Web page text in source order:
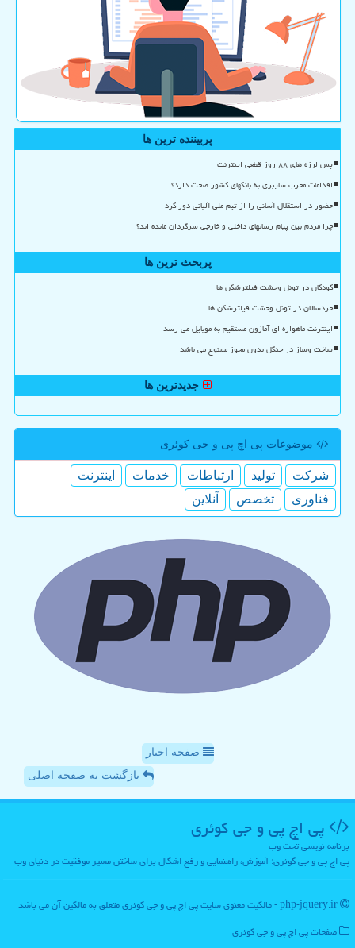
پربیننده ترین ها
پس لرزه های ۸۸ روز قطعی اینترنت
اقدامات مخرب سایبری به بانکهای کشور صحت دارد؟
حضور در استقلال آسانی را از تیم ملی آلبانی دور کرد
چرا مردم بین پیام رسانهای داخلی و خارجی سرگردان مانده اند؟
پربحث ترین ها
کودکان در تونل وحشت فیلترشکن ها
خردسالان در تونل وحشت فیلترشکن ها
اینترنت ماهواره ای آمازون مستقیم به موبایل می رسد
ساخت وساز در جنگل بدون مجوز ممنوع می باشد
جدیدترین ها
موضوعات پی اچ پی و جی كوئری
شركت تولید ارتباطات خدمات
اینترنت
فناوری
تخصص آنلاین
صفحه اخبار
بازگشت به صفحه اصلی
پی اچ پی و جی كوئری
برنامه نویسی تحت وب
پی اچ پی و جی کوئری؛ آموزش، راهنمایی و رفع اشکال برای ساختن مسیر موفقیت در دنیای وب
صفحات پی اچ پی و جی كوئری